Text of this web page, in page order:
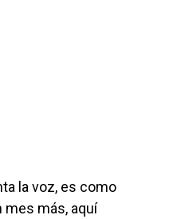
la voz, es como
mes más, aquí